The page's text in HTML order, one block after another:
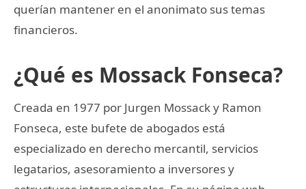
querían mantener en el anonimato sus temas
financieros.
¿Qué es Mossack Fonseca?
Creada en 1977 por Jurgen Mossack y Ramon
Fonseca, este bufete de abogados está
especializado en derecho mercantil, servicios
legatarios, asesoramiento a inversores y